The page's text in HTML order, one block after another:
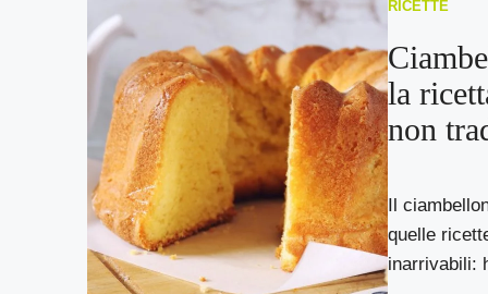
RICETTE
la
non
Il
quelle
inarrivabili: